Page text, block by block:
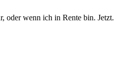
oder wenn ich in Rente bin. Jetzt.